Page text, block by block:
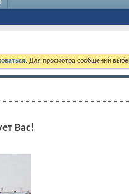
. Для просмотра сообщений
Вас!